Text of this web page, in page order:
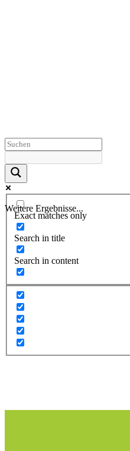
Weitere Ergebnisse...
Exact matches only
Search in title
Search in content